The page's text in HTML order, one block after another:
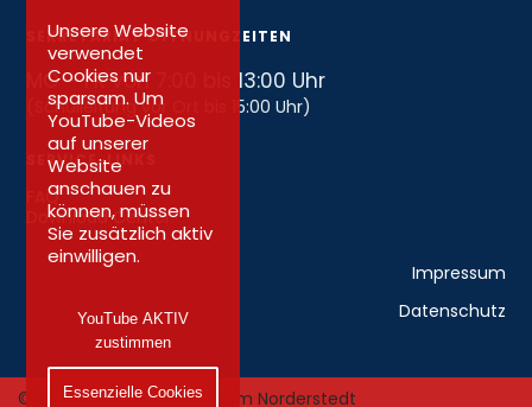
SEKRETARIAT ÖFFNUNGZEITEN
MO – FR von 7:00 bis 13:00 Uhr
(Schulleitung vor Ort bis 15:00 Uhr)
SERVICE-LINKS
FAQ
Download Center
Impressum
Datenschutz
© 2026 Lessing-Gymnasium Norderstedt
Unsere Website
verwendet
Cookies nur
sparsam. Um
YouTube-Videos
auf unserer
Website
anschauen zu
können, müssen
Sie zusätzlich aktiv
einwilligen.
YouTube AKTIV
zustimmen
Essenzielle Cookies